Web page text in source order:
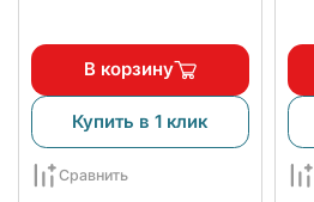
В корзину
Купить в 1 клик
Сравнить